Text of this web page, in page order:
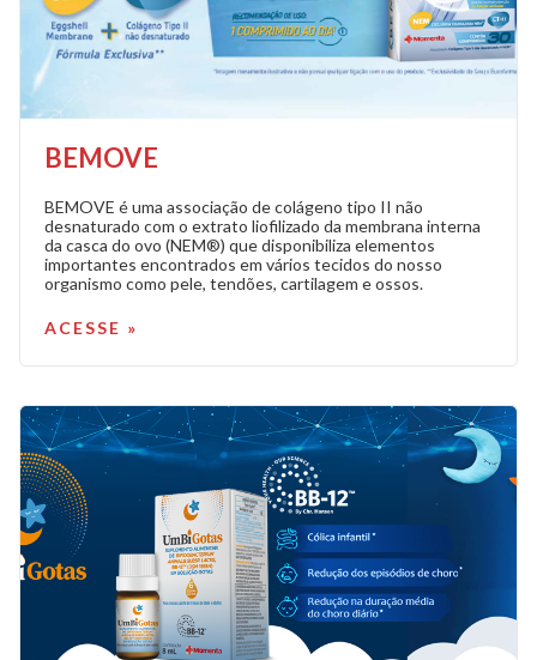
BEMOVE
BEMOVE é uma associação de colágeno tipo II não
desnaturado com o extrato liofilizado da membrana interna
da casca do ovo (NEM®) que disponibiliza elementos
importantes encontrados em vários tecidos do nosso
organismo como pele, tendões, cartilagem e ossos.
ACESSE »